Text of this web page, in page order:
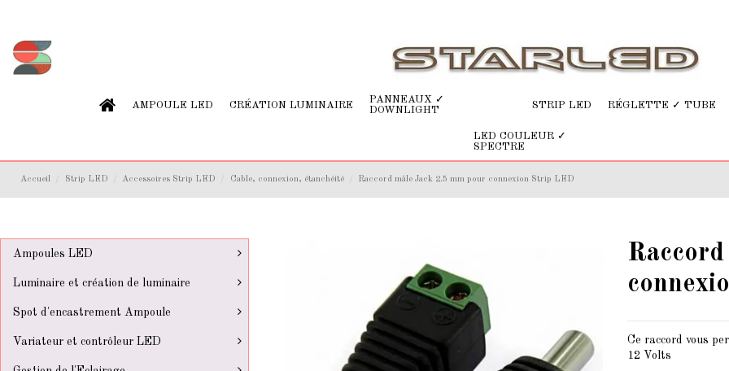
AMPOULE LED CRÉATION LUMINAIRE
PANNEAUX ✓
DOWNLIGHT
STRIP LED RÉGLETTE ✓ TUBE
LED COULEUR ✓
SPECTRE
Accueil Strip LED Accessoires Strip LED Cable, connexion, étanchéité Raccord mâle Jack 2.5 mm pour connexion Strip LED
Ce raccord vous
12 Volts
Ampoules LED
Luminaire et création de luminaire
Spot d'encastrement Ampoule
Variateur et contrôleur LED